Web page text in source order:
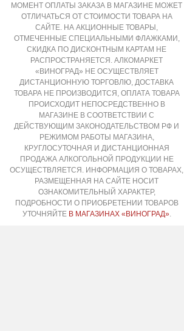
МОМЕНТ ОПЛАТЫ ЗАКАЗА В МАГАЗИНЕ МОЖЕТ
ОТЛИЧАТЬСЯ ОТ СТОИМОСТИ ТОВАРА НА
САЙТЕ. НА АКЦИОННЫЕ ТОВАРЫ,
ОТМЕЧЕННЫЕ СПЕЦИАЛЬНЫМИ ФЛАЖКАМИ,
СКИДКА ПО ДИСКОНТНЫМ КАРТАМ НЕ
РАСПРОСТРАНЯЕТСЯ. АЛКОМАРКЕТ
«ВИНОГРАД» НЕ ОСУЩЕСТВЛЯЕТ
ДИСТАНЦИОННУЮ ТОРГОВЛЮ, ДОСТАВКА
ТОВАРА НЕ ПРОИЗВОДИТСЯ, ОПЛАТА ТОВАРА
ПРОИСХОДИТ НЕПОСРЕДСТВЕННО В
МАГАЗИНЕ В СООТВЕТСТВИИ С
ДЕЙСТВУЮЩИМ ЗАКОНОДАТЕЛЬСТВОМ РФ И
РЕЖИМОМ РАБОТЫ МАГАЗИНА,
КРУГЛОСУТОЧНАЯ И ДИСТАНЦИОННАЯ
ПРОДАЖА АЛКОГОЛЬНОЙ ПРОДУКЦИИ НЕ
ОСУЩЕСТВЛЯЕТСЯ. ИНФОРМАЦИЯ О ТОВАРАХ,
РАЗМЕЩЕННАЯ НА САЙТЕ НОСИТ
ОЗНАКОМИТЕЛЬНЫЙ ХАРАКТЕР,
ПОДРОБНОСТИ О ПРИОБРЕТЕНИИ ТОВАРОВ
УТОЧНЯЙТЕ В МАГАЗИНАХ «ВИНОГРАД».